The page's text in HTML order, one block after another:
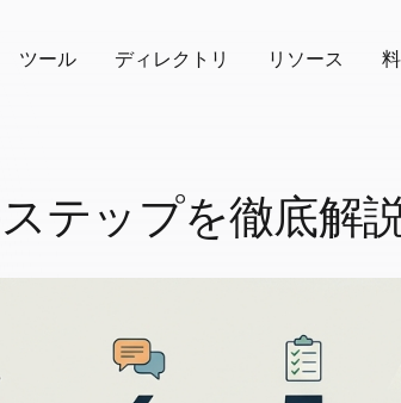
ツール ディレクトリ リソース
テップを徹底解